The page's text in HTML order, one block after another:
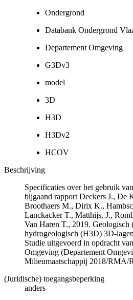
Ondergrond
Databank Ondergrond
Departement Omgeving
G3Dv3
model
3D
H3D
H3Dv2
HCOV
Beschrijving
Specificaties over het gebruik
bijgaand rapport Deckers J., De
Broothaers M., Dirix K.,
Lanckacker T., Matthijs, J.,
Van Haren T., 2019. Geologisch
hydrogeologisch (H3D) 3D-
Studie uitgevoerd in opdracht
Omgeving (Departement
Milieumaatschappij 2018/RMA/
(Juridische) toegangsbeperking
anders